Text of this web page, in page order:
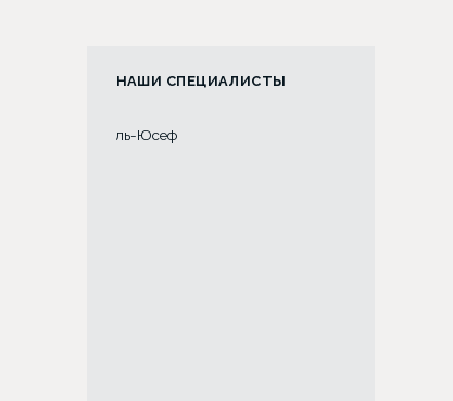
НАШИ СПЕЦИАЛИСТЫ
Хирург Амжад Аль-Юсеф